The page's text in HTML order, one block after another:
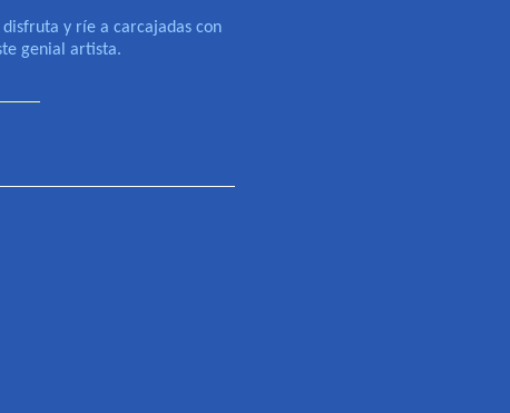
y ríe a carcajadas con
genial artista.